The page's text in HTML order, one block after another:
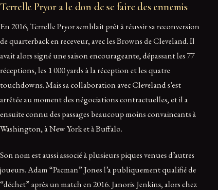
Terrelle Pryor a le don de se faire des ennemis
En 2016, Terrelle Pryor semblait prêt à réussir sa reconversion
de quarterback en receveur, avec les Browns de Cleveland. Il
avait alors signé une saison encourageante, dépassant les 77
réceptions, les 1 000 yards à la réception et les quatre
touchdowns. Mais sa collaboration avec Cleveland s’est
arrêtée au moment des négociations contractuelles, et il a
ensuite connu des passages beaucoup moins convaincants à
Washington, à New York et à Buffalo.
Son nom est aussi associé à plusieurs piques venues d’autres
joueurs. Adam “Pacman” Jones l’a publiquement qualifié de
“déchet” après un match en 2016. Janoris Jenkins, alors chez